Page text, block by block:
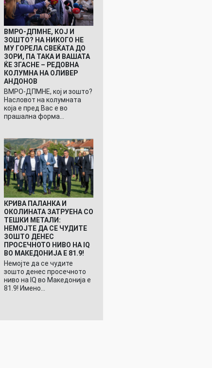
ВМРО-ДПМНЕ, КОЈ И
ЗОШТО? НА НИКОГО НЕ
МУ ГОРЕЛА СВЕЌАТА ДО
ЗОРИ, ПА ТАКА И ВАШАТА
ЌЕ ЗГАСНЕ – РЕДОВНА
КОЛУМНА НА ОЛИВЕР
АНДОНОВ
ВМРО-ДПМНЕ, кој и зошто?
Насловот на колумната
која е пред Вас е во
прашална форма…
КРИВА ПАЛАНКА И
ОКОЛИНАТА ЗАТРУЕНА СО
ТЕШКИ МЕТАЛИ:
НЕМОЈТЕ ДА СЕ ЧУДИТЕ
ЗОШТО ДЕНЕС
ПРОСЕЧНОТО НИВО НА IQ
ВО МАКЕДОНИЈА Е 81.9!
Немојте да се чудите
зошто денес просечното
ниво на IQ во Македонија е
81.9! Имено…